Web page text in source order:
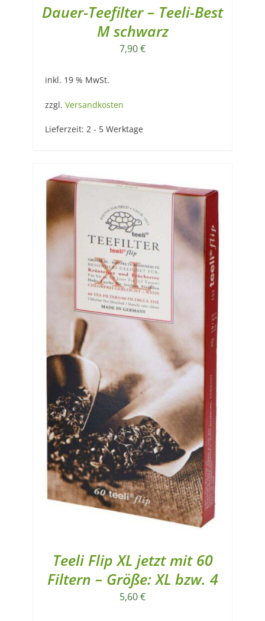
Dauer-Teefilter – Teeli-Best
M schwarz
7,90€
inkl. 19 % MwSt.
zzgl. Versandkosten
Lieferzeit: 2 - 5 Werktage
Teeli Flip XL jetzt mit 60
Filtern – Größe: XL bzw. 4
5,60€